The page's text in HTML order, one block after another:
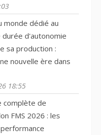
monde dédié au
d'autonomie
sa production :
nouvelle ère dans
18:55
complète de
FMS 2026 : les